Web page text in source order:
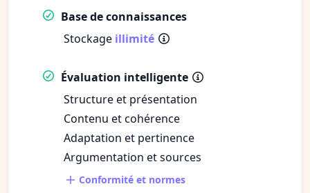
Base de connaissances
Stockage illimité
Évaluation intelligente
Structure et présentation
Contenu et cohérence
Adaptation et pertinence
Argumentation et sources
Conformité et normes